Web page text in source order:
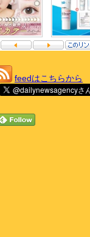
feedはこちらから